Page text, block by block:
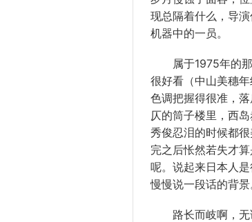
现总隔着什么，导
机器中的一员。
属于1975年的那
很好看 （中山美穗
色调把握得很准，
仄的筒子楼里，西岛
秀俊忍泪的时候都很
完之后怅然若失才
呢。说起来日本人
慢慢说一段话的背景
路长而岐啊，无